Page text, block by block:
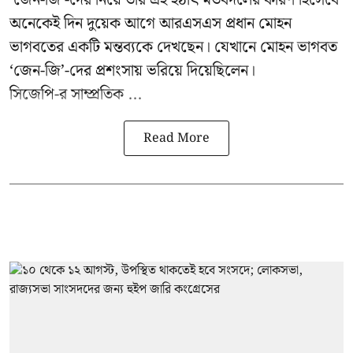
অনেকেই দিন দুয়েক আগে আরএসএস প্রধান মোহন
ভাগবতের একটি মন্তব্যকে দেখছেন। যেখানে মোহন ভাগবত
‘জেন-জি’-দের প্রশংসায় ভরিয়ে দিয়েছিলেন।
সিজেপি-রসাম্প্রতিক ...
Read More